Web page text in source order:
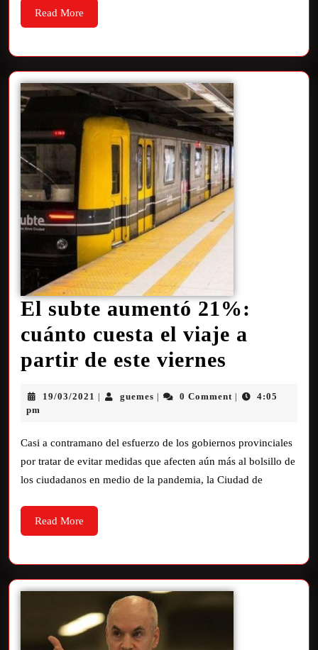
Read More
El subte aumentó 21%:
cuánto cuesta el viaje a
partir de este viernes
19/03/2021 guemes 0 Comment
4:05
pm
Casi a contramano del esfuerzo de los gobiernos provinciales
por tratar de evitar medidas que afecten aún más al bolsillo de
los ciudadanos en medio de la pandemia, la Ciudad de
Read More